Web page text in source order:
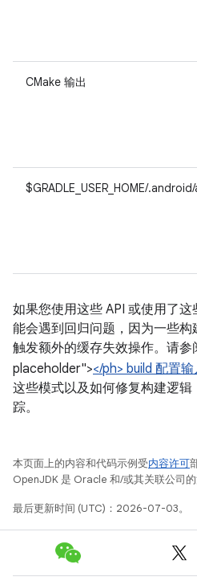
CMake 输出
$GRADLE_USER_HOME/
如果您使用这些 API 或使用了
能会遇到回归问题，因为一些构
触发额外的缓存失效操作。请
placeholder"></ph> build 配置
这些模式以及如何修复构建逻辑
踪。
本页面上的内容和代码示例受内容许可
OpenJDK 是 Oracle 和/或其关联公司的
最后更新时间 (UTC)：2026-07-03。